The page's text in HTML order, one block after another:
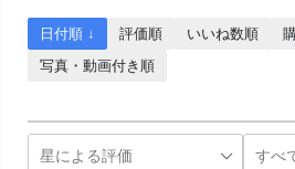
日付順 ↓ 評価順 いいね数順
写真・動画付き順